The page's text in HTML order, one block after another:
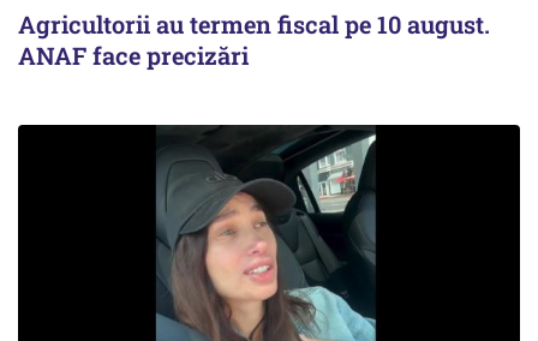
Agricultorii au termen fiscal pe 10 august.
ANAF face precizări